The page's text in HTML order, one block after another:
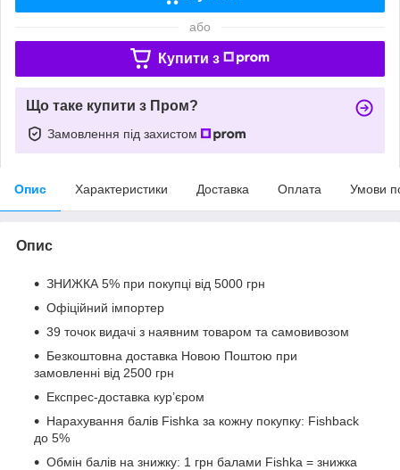
або
Купити з
Що таке купити з Пром?
Замовлення під захистом
Опис Характеристики Доставка Оплата Умови
Опис
ЗНИЖКА 5% при покупці від 5000 грн
Офіційний імпортер
39 точок видачі з наявним товаром та самовивозом
Безкоштовна доставка Новою Поштою при
замовленні від 2500 грн
Експрес-доставка кур’єром
Нарахування балів Fishka за кожну покупку: Fishback
до 5%
Обмін балів на знижку: 1 грн балами Fishka = знижка